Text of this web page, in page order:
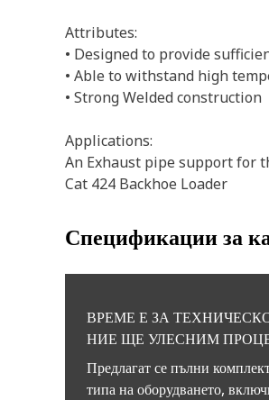
Attributes:
• Designed to provide
• Able to withstand high
• Strong Welded construction
Applications:
An Exhaust pipe support for
Cat 424 Backhoe Loader
Спецификации за
ВРЕМЕ Е ЗА
НИЕ ЩЕ УЛЕСНИМ
Предлагат се пълни
типа на оборудването,